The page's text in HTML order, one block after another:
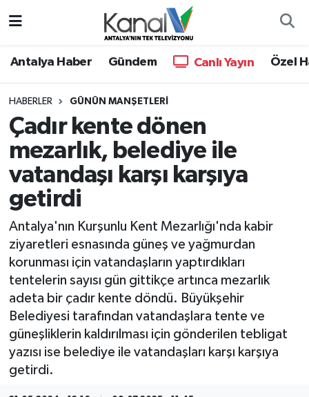
Antalya Haber Gündem Canlı Yayın Özel
HABERLER GÜNÜN MANŞETLERI
Çadır kente dönen
mezarlık, belediye ile
vatandaşı karşı karşıya
getirdi
Antalya'nın Kurşunlu Kent Mezarlığı'nda kabir
ziyaretleri esnasında güneş ve yağmurdan
korunması için vatandaşların yaptırdıkları
tentelerin sayısı gün gittikçe artınca mezarlık
adeta bir çadır kente döndü. Büyükşehir
Belediyesi tarafından vatandaşlara tente ve
güneşliklerin kaldırılması için gönderilen tebligat
yazısı ise belediye ile vatandaşları karşı karşıya
getirdi.
Antalya Haber
Dünya
Eğitim
Ekonomi
Gündem
Günün Manşetleri
Haber Kuşakları
Haberler
KANALV Spor
Hava Durumu
Trafik Durumu
Süper Lig Puan Durumu ve Fikstür
Tüm Manşetler
Son Dakika Haberleri
Haber Arşivi